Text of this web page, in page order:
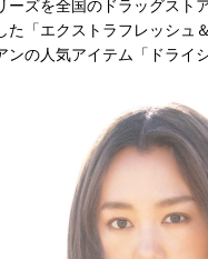
ーズを全国のドラッグスト
た「エクストラフレッシュ
ンの人気アイテム「ドライ